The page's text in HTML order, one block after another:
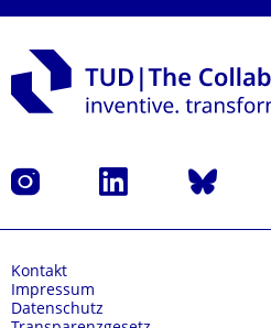
Instagram LinkedIn Bluesky
Kontakt
Impressum
Datenschutz